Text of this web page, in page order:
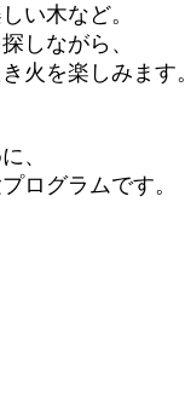
い木など。
しながら、
火を楽しみます
、
ログラムです。